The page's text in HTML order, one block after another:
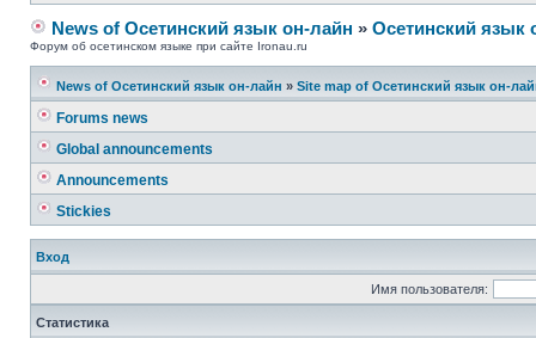
News of Осетинский язык он-лайн » Осетинский язык
Форум об осетинском языке при сайте Ironau.ru
News of Осетинский язык он-лайн » Site map of Осетинский язык он-
Forums news
Global announcements
Announcements
Stickies
Вход
Имя пользователя:
Статистика